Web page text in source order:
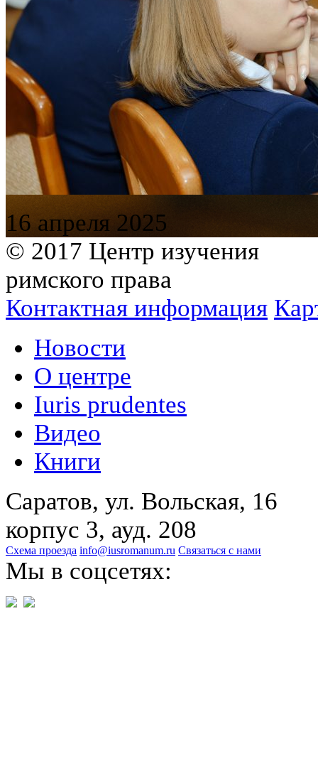
16 апреля 2025
© 2017 Центр изучения
римского права
Контактная информация
Новости
О центре
Iuris prudentes
Видео
Книги
Саратов, ул. Вольская, 16
корпус 3, ауд. 208
Схема проезда info@iusromanum.ru Связаться с нами
Мы в соцсетях: